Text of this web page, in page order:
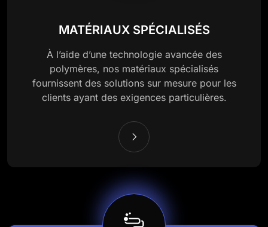
MATÉRIAUX SPÉCIALISÉS
À l’aide d’une technologie avancée des
polymères, nos matériaux spécialisés
fournissent des solutions sur mesure pour les
clients ayant des exigences particulières.